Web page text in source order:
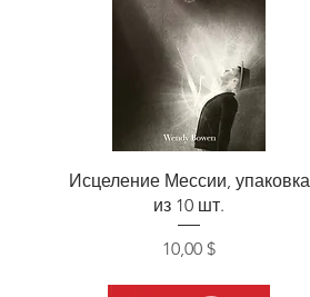
Быстрый просмотр
Исцеление Мессии, упаковка
из 10 шт.
Цена
10,00 $